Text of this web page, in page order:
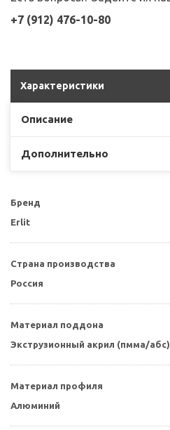
+7 (912) 476-10-80
Характеристики
Описание
Дополнительно
Бренд
Erlit
Страна производства
Россия
Материал поддона
Экструзионный акрил (пмма/абс)
Материал профиля
Алюминий